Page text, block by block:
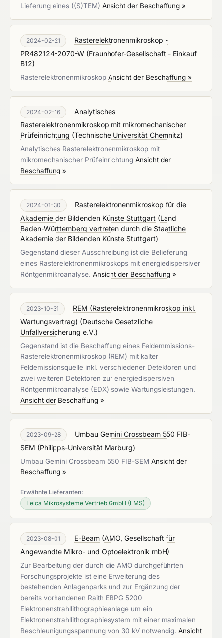
Lieferung eines ((S)TEM) Ansicht der Beschaffung »
2024-02-21
Rasterelektronenmikroskop -
PR482124-2070-W (Fraunhofer-Gesellschaft - Einkauf
B12)
Rasterelektronenmikroskop Ansicht der Beschaffung »
2024-02-16
Analytisches
Rasterelektronenmikroskop mit mikromechanischer
Prüfeinrichtung (Technische Universität Chemnitz)
Analytisches Rasterelektronenmikroskop mit
mikromechanischer Prüfeinrichtung Ansicht der
Beschaffung »
2024-01-30
Rasterelektronenmikroskop für die
Akademie der Bildenden Künste Stuttgart (Land
Baden-Württemberg vertreten durch die Staatliche
Akademie der Bildenden Künste Stuttgart)
Gegenstand dieser Ausschreibung ist die Belieferung
eines Rasterelektronenmikroskops mit energiedispersiver
Röntgenmikroanalyse. Ansicht der Beschaffung »
2023-10-31
REM (Rasterelektronenmikroskop inkl.
Wartungsvertrag) (Deutsche Gesetzliche
Unfallversicherung e.V.)
Gegenstand ist die Beschaffung eines Feldemmissions-
Rasterelektronenmikroskop (REM) mit kalter
Feldemissionsquelle inkl. verschiedener Detektoren und
zwei weiteren Detektoren zur energiedispersiven
Röntgenmikroanalyse (EDX) sowie Wartungsleistungen.
Ansicht der Beschaffung »
2023-09-28
Umbau Gemini Crossbeam 550 FIB-
SEM (Philipps-Universität Marburg)
Umbau Gemini Crossbeam 550 FIB-SEM Ansicht der
Beschaffung »
Erwähnte Lieferanten:
Leica Mikrosysteme Vertrieb GmbH (LMS)
2023-08-01 E-Beam (AMO, Gesellschaft für
Angewandte Mikro- und Optoelektronik mbH)
Zur Bearbeitung der durch die AMO durchgeführten
Forschungsprojekte ist eine Erweiterung des
bestehenden Anlagenparks und zur Ergänzung der
bereits vorhandenen Raith EBPG 5200
Elektronenstrahllithographieanlage um ein
Elektronenstrahllithographiesystem mit einer maximalen
Beschleunigungsspannung von 30 kV notwendig. Ansicht